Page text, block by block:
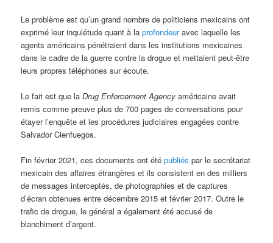
Le problème est qu’un grand nombre de politiciens mexicains ont
exprimé leur inquiétude quant à laprofondeuravec laquelle les
agents américains pénétraient dans les institutions mexicaines
dans le cadre de la guerre contre la drogue et mettaient peut-être
leurs propres téléphones sur écoute.
Le fait est que laDrug Enforcement Agency américaine avait
remis comme preuve plus de 700 pages de conversations pour
étayer l’enquête et les procédures judiciaires engagées contre
Salvador Cienfuegos.
Fin février 2021, ces documents ont étépubliés par le secrétariat
mexicain des affaires étrangères et ils consistent en des milliers
de messages interceptés, de photographies et de captures
d’écran obtenues entre décembre 2015 et février 2017. Outre le
trafic de drogue, le général a également été accusé de
blanchiment d’argent.